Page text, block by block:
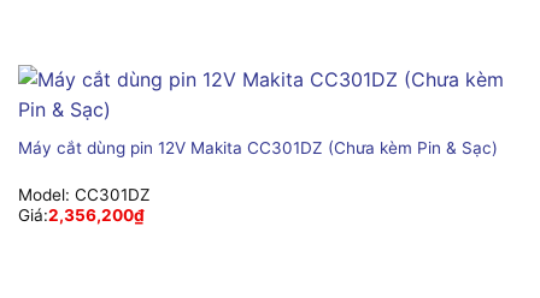
Máy cắt dùng pin 12V Makita CC301DZ (Chưa kèm Pin & Sạc)
Model: CC301DZ
Giá:2,356,200₫